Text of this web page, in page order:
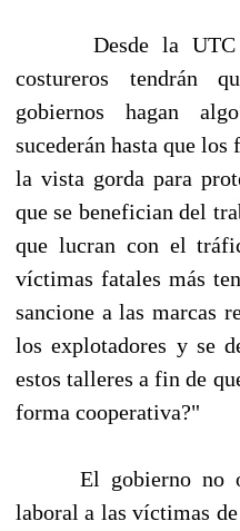
Desde la UTC se
costureros tendrán
gobiernos hagan
sucederán hasta que
la vista gorda para
que se benefician del
que lucran con el
víctimas fatales más
sancione a las marcas
los explotadores y se
estos talleres a fin de
forma cooperativa?"
El gobierno no
laboral a las víctimas